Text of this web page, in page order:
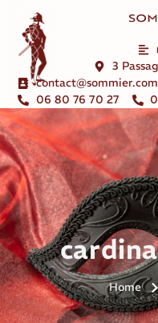
3
contact@sommier.com
06 80 76 70 27
Home